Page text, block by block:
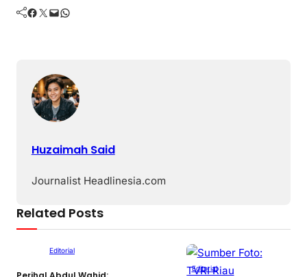
Facebook Twitter Mail WhatsApp
Huzaimah Said
Journalist Headlinesia.com
Related Posts
Editorial
Editorial